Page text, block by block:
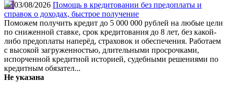
03/08/2026 Помощь в кредитовании без предоплаты и
справок о доходах, быстрое получение
Поможем получить кредит до 5 000 000 рублей на любые цели
по сниженной ставке, срок кредитования до 8 лет, без какой-
либо предоплаты наперёд, страховок и обеспечения. Работаем
с высокой загруженностью, длительными просрочками,
испорченной кредитной историей, судебными решениями по
кредитным обязател...
Не указана